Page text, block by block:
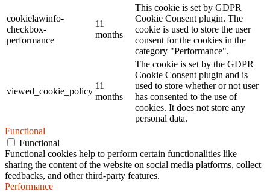
cookielawinfo-
checkbox-
performance
11
months
This cookie is set by GDPR
Cookie Consent plugin. The
cookie is used to store the user
consent for the cookies in the
category "Performance".
viewed_cookie_policy
11
months
The cookie is set by the GDPR
Cookie Consent plugin and is
used to store whether or not user
has consented to the use of
cookies. It does not store any
personal data.
Functional
Functional
Functional cookies help to perform certain functionalities like
sharing the content of the website on social media platforms, collect
feedbacks, and other third-party features.
Performance